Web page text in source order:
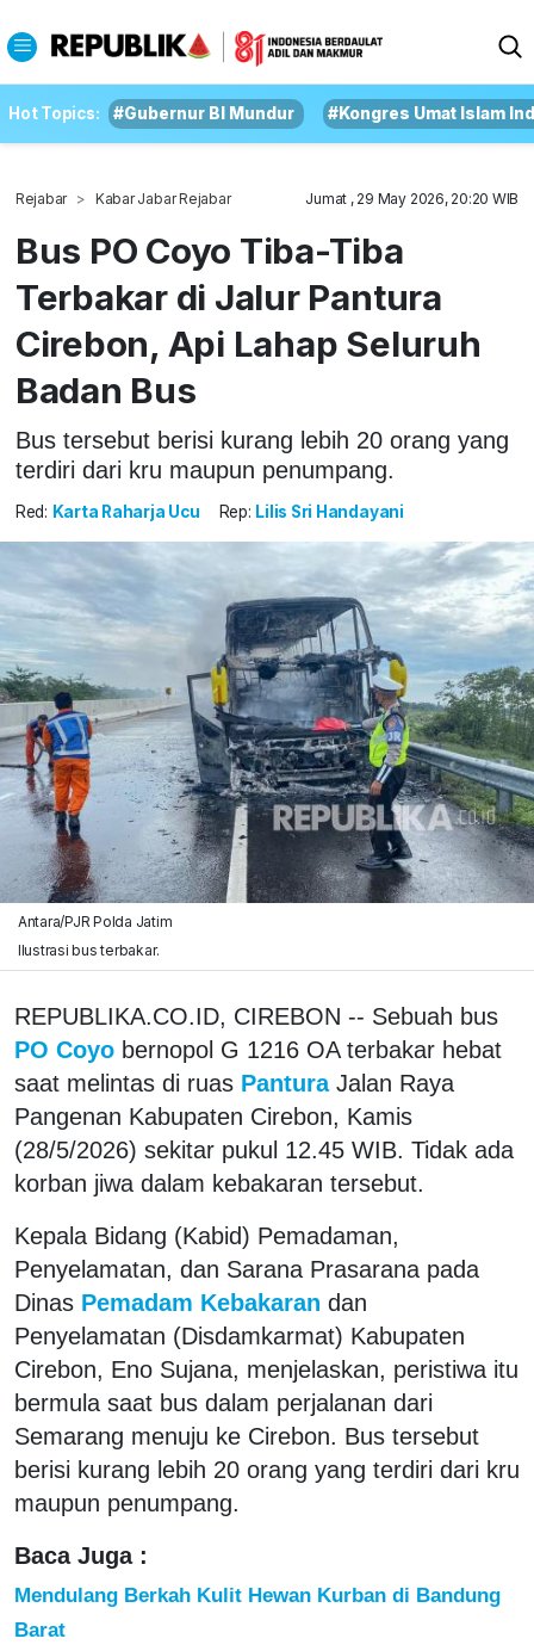
Hot Topics: #Gubernur BI Mundur #Kongres Umat Islam
Rejabar Kabar Jabar Rejabar Jumat , 29 May 2026, 20:20 WIB
Bus PO Coyo Tiba-Tiba
Terbakar di Jalur Pantura
Cirebon, Api Lahap Seluruh
Badan Bus
Bus tersebut berisi kurang lebih 20 orang yang
terdiri dari kru maupun penumpang.
Red: Karta Raharja Ucu Rep: Lilis Sri Handayani
Antara/PJR Polda Jatim
Ilustrasi bus terbakar.
REPUBLIKA.CO.ID, CIREBON -- Sebuah bus
PO Coyo bernopol G 1216 OA terbakar hebat
saat melintas di ruas Pantura Jalan Raya
Pangenan Kabupaten Cirebon, Kamis
(28/5/2026) sekitar pukul 12.45 WIB. Tidak ada
korban jiwa dalam kebakaran tersebut.
Kepala Bidang (Kabid) Pemadaman,
Penyelamatan, dan Sarana Prasarana pada
Dinas Pemadam Kebakaran dan
Penyelamatan (Disdamkarmat) Kabupaten
Cirebon, Eno Sujana, menjelaskan, peristiwa itu
bermula saat bus dalam perjalanan dari
Semarang menuju ke Cirebon. Bus tersebut
berisi kurang lebih 20 orang yang terdiri dari kru
maupun penumpang.
Baca Juga :
Mendulang Berkah Kulit Hewan Kurban di Bandung
Barat